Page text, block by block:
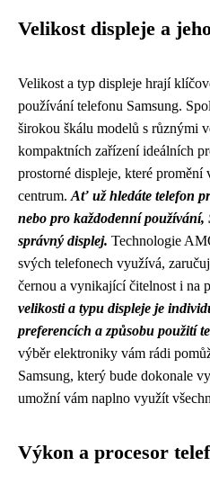
Velikost displeje a
Velikost a typ displeje hrají
používání telefonu Samsung.
širokou škálu modelů s různými
kompaktních zařízení ideálních
prostorné displeje, které
centrum. Ať už hledáte telefon
nebo pro každodenní používání,
správný displej. Technologie
svých telefonech využívá,
černou a vynikající čitelnost i na
velikosti a typu displeje je
preferencích a způsobu použití
výběr elektroniky vám rádi
Samsung, který bude dokonale
umožní vám naplno využít
Výkon a procesor